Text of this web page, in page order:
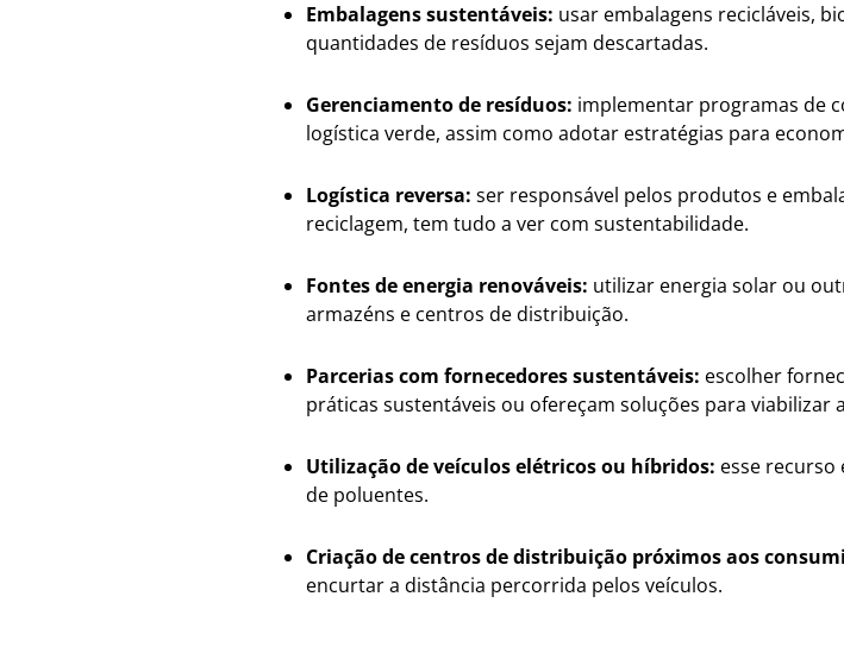
Embalagens sustentáveis: usar embalagens recicláveis,
quantidades de resíduos sejam descartadas.
Gerenciamento de resíduos: implementar programas de
logística verde, assim como adotar estratégias para
Logística reversa: ser responsável pelos produtos e
reciclagem, tem tudo a ver com sustentabilidade.
Fontes de energia renováveis: utilizar energia solar ou
armazéns e centros de distribuição.
Parcerias com fornecedores sustentáveis: escolher
práticas sustentáveis ou ofereçam soluções para viabilizar
Utilização de veículos elétricos ou híbridos: esse recurso
de poluentes.
Criação de centros de distribuição próximos aos
encurtar a distância percorrida pelos veículos.